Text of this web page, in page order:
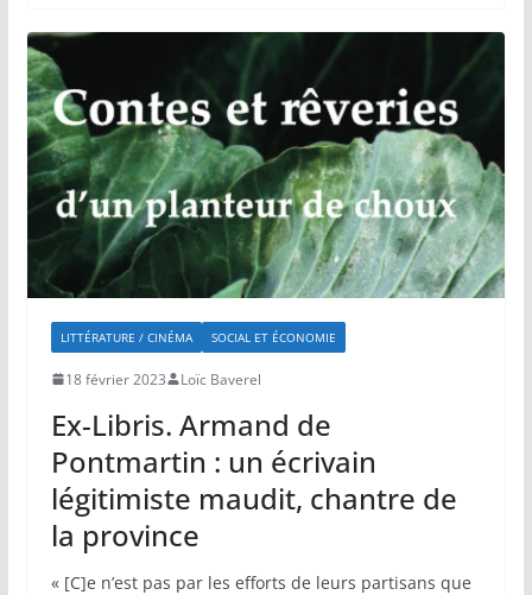
LITTÉRATURE / CINÉMA SOCIAL ET ÉCONOMIE
18 février 2023 Loïc Baverel
Ex-Libris. Armand de
Pontmartin : un écrivain
légitimiste maudit, chantre de
la province
« [C]e n’est pas par les efforts de leurs partisans que